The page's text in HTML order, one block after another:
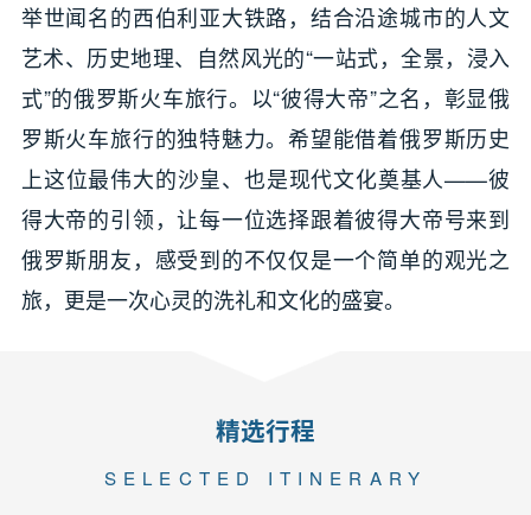
举世闻名的西伯利亚大铁路，结合沿途城市的人文
艺术、历史地理、自然风光的“一站式，全景，浸入
式”的俄罗斯火车旅行。以“彼得大帝”之名，彰显俄
罗斯火车旅行的独特魅力。希望能借着俄罗斯历史
上这位最伟大的沙皇、也是现代文化奠基人——彼
得大帝的引领，让每一位选择跟着彼得大帝号来到
俄罗斯朋友，感受到的不仅仅是一个简单的观光之
旅，更是一次心灵的洗礼和文化的盛宴。
精选行程
SELECTED ITINERARY